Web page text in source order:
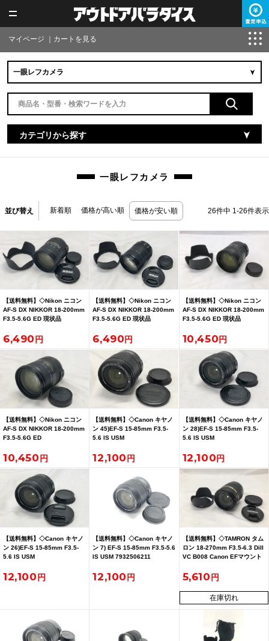
マイページ カートを見る
カテゴリから探す
一眼レフカメラ
並び替え 新着順 価格が高い順 価格が安い順 26件中 1-26件表示
【送料無料】◇Nikon ニコン
AF-S DX NIKKOR 18-200mm
F3.5-5.6G ED 現状品
6,490
【送料無料】◇Nikon ニコン
AF-S DX NIKKOR 18-200mm
F3.5-5.6G ED 現状品
6,490
【送料無料】◇Nikon ニコン
AF-S DX NIKKOR 18-200mm
F3.5-5.6G ED 現状品
10,450
【送料無料】◇Nikon ニコン
AF-S DX NIKKOR 18-200mm
F3.5-5.6G ED
10,450
【送料無料】◇Canon キヤノ
ン 45)EF-S 15-85mm F3.5-
5.6 IS USM
12,100
【送料無料】◇Canon キヤノ
ン 28)EF-S 15-85mm F3.5-
5.6 IS USM
12,100
【送料無料】◇Canon キヤノ
ン 26)EF-S 15-85mm F3.5-
5.6 IS USM
12,100
【送料無料】◇Canon キヤノ
ン 7) EF-S 15-85mm F3.5-5.6
IS USM 7932506211
12,100
【送料無料】◇TAMRON タム
ロン 18-270mm F3.5-6.3 DiII
VC B008 Canon EFマウント
5,610
在庫切れ